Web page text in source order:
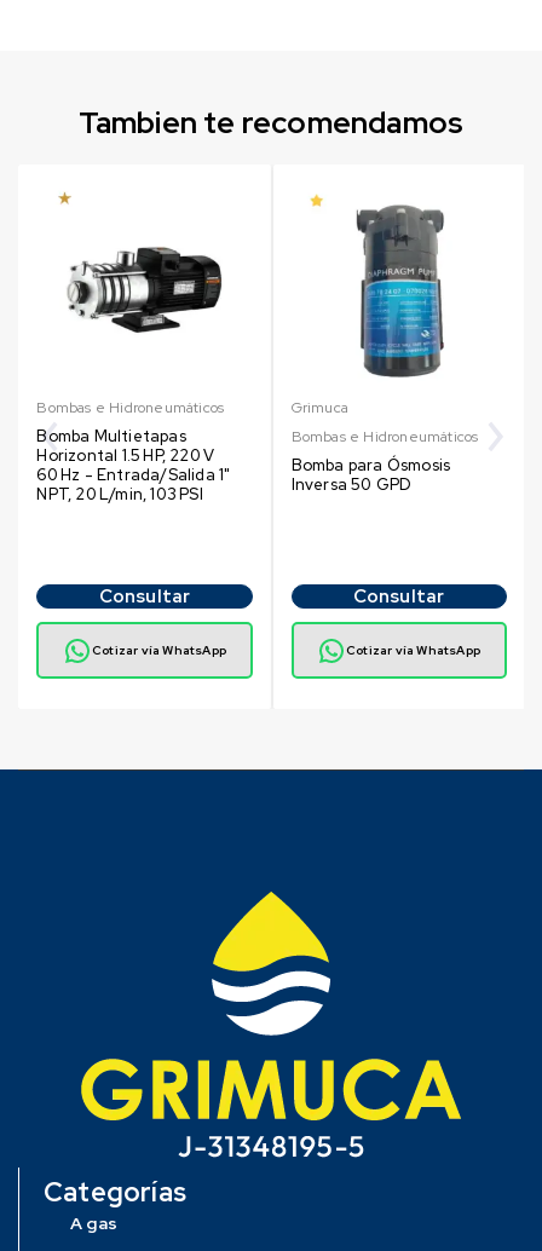
Tambien te recomendamos
Bombas e Hidroneumáticos
Bomba Multietapas
Horizontal 1.5 HP, 220 V
60 Hz - Entrada/Salida 1"
NPT, 20 L/min, 103 PSI
Consultar
Cotizar vía WhatsApp
Grimuca
Bombas e Hidroneumáticos
Bomba para Ósmosis
Inversa 50 GPD
Consultar
Cotizar vía WhatsApp
Categorías
A gas